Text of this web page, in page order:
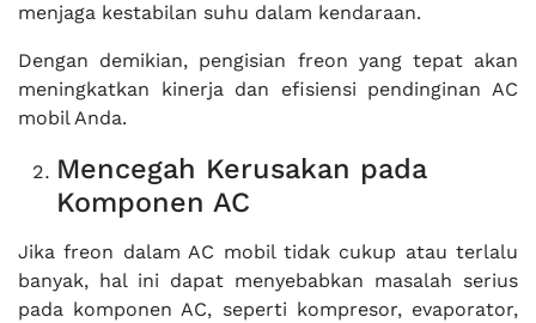
menjaga kestabilan suhu dalam kendaraan.
Dengan demikian, pengisian freon yang tepat akan
meningkatkan kinerja dan efisiensi pendinginan AC
mobil Anda.
Mencegah Kerusakan pada
Komponen AC
Jika freon dalam AC mobil tidak cukup atau terlalu
banyak, hal ini dapat menyebabkan masalah serius
pada komponen AC, seperti kompresor, evaporator,